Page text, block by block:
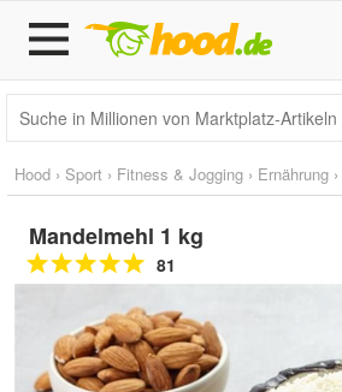
Hood › Sport › Fitness & Jogging › Ernährung ›
Mandelmehl 1 kg
81